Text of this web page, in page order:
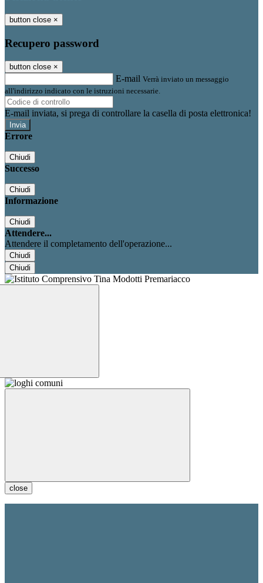
button close ×
Recupero password
button close ×
E-mail Verrà inviato un messaggio
all'indirizzo indicato con le istruzioni necessarie.
E-mail inviata, si prega di controllare la casella di posta elettronica!
Errore
Chiudi
Successo
Chiudi
Informazione
Chiudi
Attendere...
Attendere il completamento dell'operazione...
Chiudi
Chiudi
close